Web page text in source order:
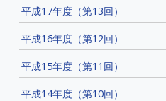
平成17年度（第13回）
平成16年度（第12回）
平成15年度（第11回）
平成14年度（第10回）